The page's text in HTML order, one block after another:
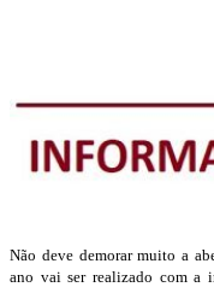
Não deve demorar muito a
ano vai ser realizado com a